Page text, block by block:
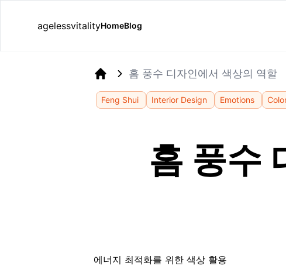
agelessvitalityHomeBlog
홈 풍수 디자인에서 색상의 역할
Feng Shui Interior Design Emotions
홈 풍수
에너지 최적화를 위한 색상 활용